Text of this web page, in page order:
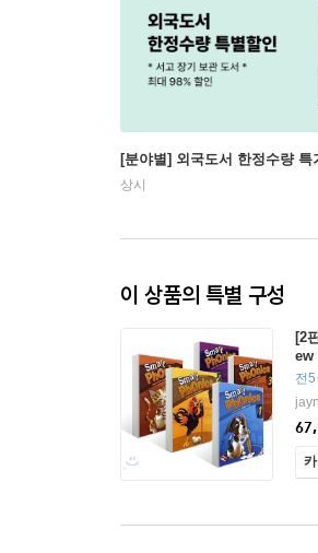
[분야별] 외국도서 한정수량 특
상시
이 상품의 특별 구성
[2
ew
전5